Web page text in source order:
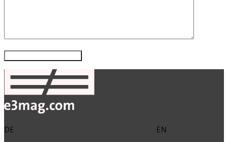
DE
EN